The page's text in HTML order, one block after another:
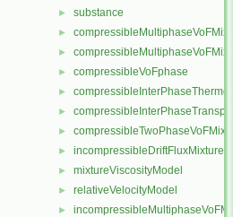
► substance
►
►
► compressibleVoFphase
►
►
►
► incompressibleDriftFluxMixture
► mixtureViscosityModel
► relativeVelocityModel
►